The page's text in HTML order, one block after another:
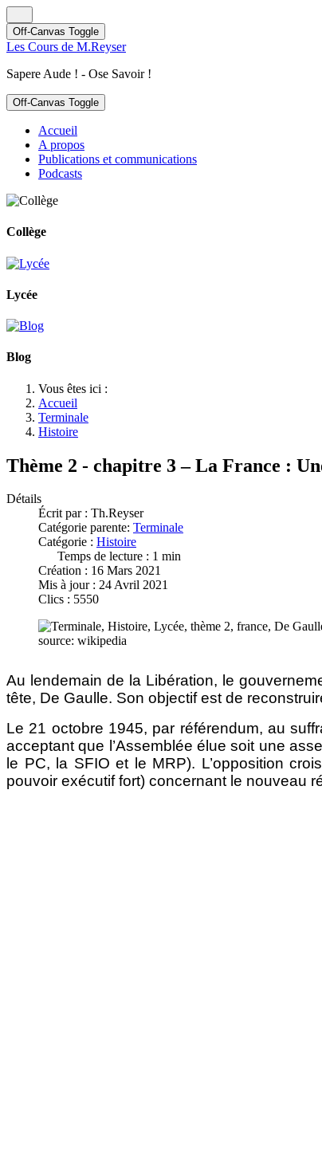
Off-Canvas Toggle
Les Cours de M.Reyser
Sapere Aude ! - Ose Savoir !
Off-Canvas Toggle
Accueil
A propos
Publications et communications
Podcasts
Collège
Lycée
Blog
Vous êtes ici :
Accueil
Terminale
Histoire
Thème 2 - chapitre 3 – La France :
Détails
Écrit par : Th.Reyser
Catégorie parente: Terminale
Catégorie : Histoire
Temps de lecture : 1 min
Création : 16 Mars 2021
Mis à jour : 24 Avril 2021
Clics : 5550
source: wikipedia
Au lendemain de la Libération, le
tête, De Gaulle. Son objectif est de
Le 21 octobre 1945, par référendum, au
acceptant que l’Assemblée élue soit une
le PC, la SFIO et le MRP). L’opposition
pouvoir exécutif fort) concernant le nouveau